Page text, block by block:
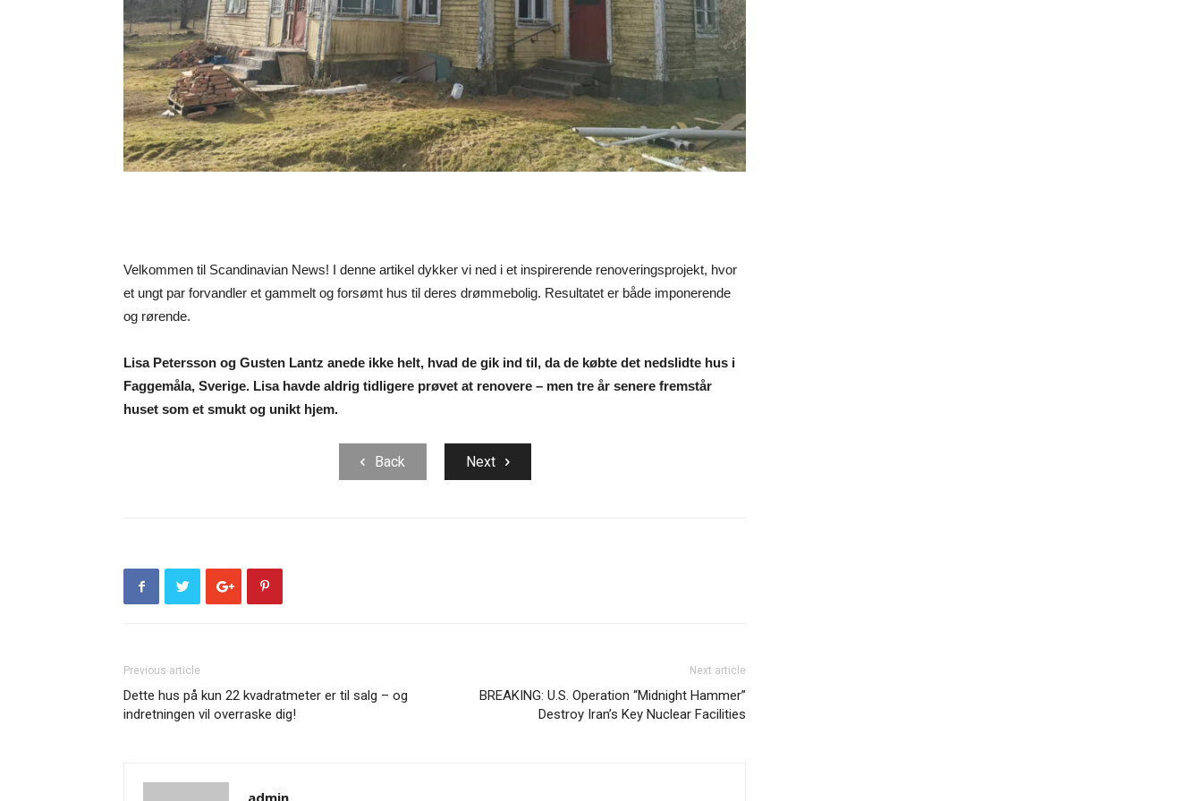
Velkommen til Scandinavian News! I denne artikel dykker vi ned i et inspirerende renoveringsprojekt, hvor
et ungt par forvandler et gammelt og forsømt hus til deres drømmebolig. Resultatet er både imponerende
og rørende.
Lisa Petersson og Gusten Lantz anede ikke helt, hvad de gik ind til, da de købte det nedslidte hus i
Faggemåla, Sverige. Lisa havde aldrig tidligere prøvet at renovere – men tre år senere fremstår
huset som et smukt og unikt hjem.
Back Next
Previous article
Dette hus på kun 22 kvadratmeter er til salg – og
indretningen vil overraske dig!
Next article
BREAKING: U.S. Operation “Midnight Hammer”
Destroy Iran’s Key Nuclear Facilities
admin